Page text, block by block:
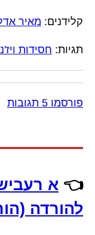
קלידנים: מאיר
תגיות: חסידות
פורסמו 5 תגובות
👈 א
להורדה